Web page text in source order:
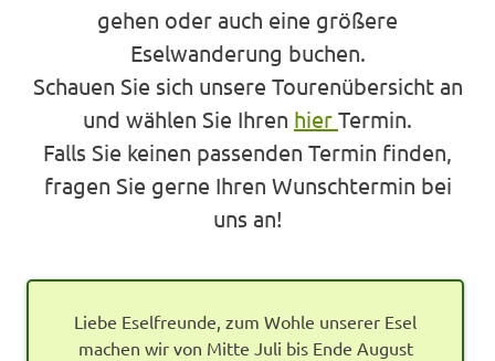
gehen oder auch eine größere
Eselwanderung buchen.
Schauen Sie sich unsere Tourenübersicht an
und wählen Sie Ihren hier Termin.
Falls Sie keinen passenden Termin finden,
fragen Sie gerne Ihren Wunschtermin bei
uns an!
Liebe Eselfreunde, zum Wohle unserer Esel
machen wir von Mitte Juli bis Ende August